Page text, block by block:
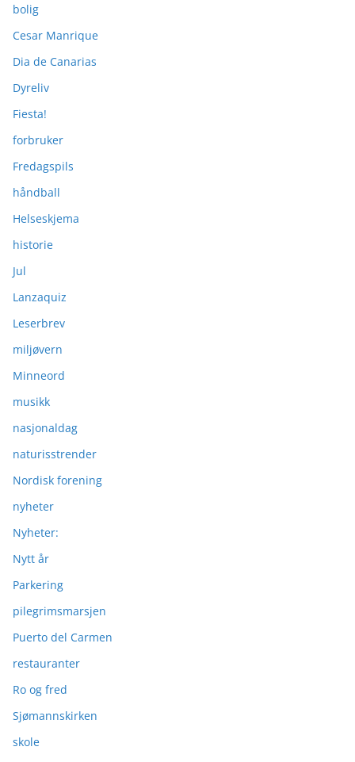
bolig
Cesar Manrique
Dia de Canarias
Dyreliv
Fiesta!
forbruker
Fredagspils
håndball
Helseskjema
historie
Jul
Lanzaquiz
Leserbrev
miljøvern
Minneord
musikk
nasjonaldag
naturisstrender
Nordisk forening
nyheter
Nyheter:
Nytt år
Parkering
pilegrimsmarsjen
Puerto del Carmen
restauranter
Ro og fred
Sjømannskirken
skole